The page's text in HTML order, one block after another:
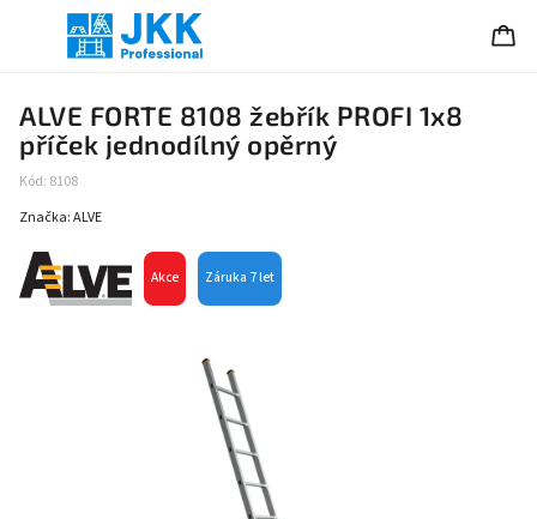
ALVE FORTE 8108 žebřík PROFI 1x8
příček jednodílný opěrný
Kód: 8108
Akce Záruka 7 let
Značka:ALVE